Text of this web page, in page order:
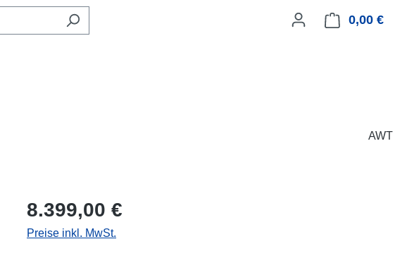
0,00 €
AWT
Regulärer Preis:
8.399,00 €
Preise inkl. MwSt.